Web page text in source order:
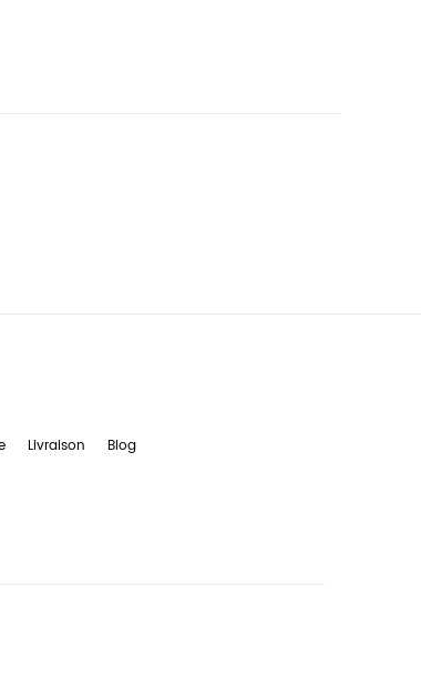
Livraison Blog